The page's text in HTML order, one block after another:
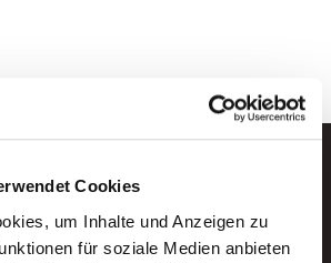
Cookies
um Inhalte und Anzeigen zu
für soziale Medien anbieten
Stellen per E-Mail.